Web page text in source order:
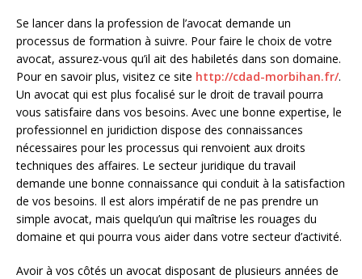
Se lancer dans la profession de l’avocat demande un
processus de formation à suivre. Pour faire le choix de votre
avocat, assurez-vous qu’il ait des habiletés dans son domaine.
Pour en savoir plus, visitez ce site http://cdad-morbihan.fr/.
Un avocat qui est plus focalisé sur le droit de travail pourra
vous satisfaire dans vos besoins. Avec une bonne expertise, le
professionnel en juridiction dispose des connaissances
nécessaires pour les processus qui renvoient aux droits
techniques des affaires. Le secteur juridique du travail
demande une bonne connaissance qui conduit à la satisfaction
de vos besoins. Il est alors impératif de ne pas prendre un
simple avocat, mais quelqu’un qui maîtrise les rouages du
domaine et qui pourra vous aider dans votre secteur d’activité.
Avoir à vos côtés un avocat disposant de plusieurs années de